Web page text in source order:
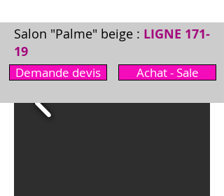
Salon "Palme" beige : LIGNE 171-
19
Demande devis Achat - Sale